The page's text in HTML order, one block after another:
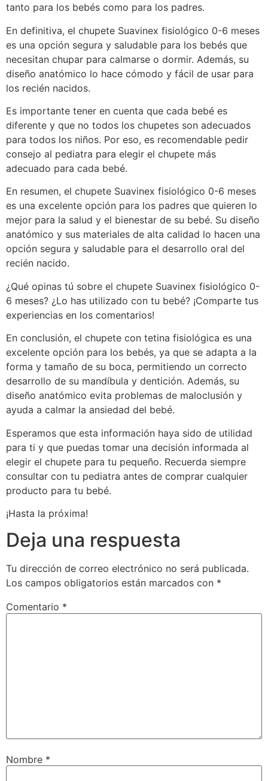
tanto para los bebés como para los padres.
En definitiva, el chupete Suavinex fisiológico 0-6 meses
es una opción segura y saludable para los bebés que
necesitan chupar para calmarse o dormir. Además, su
diseño anatómico lo hace cómodo y fácil de usar para
los recién nacidos.
Es importante tener en cuenta que cada bebé es
diferente y que no todos los chupetes son adecuados
para todos los niños. Por eso, es recomendable pedir
consejo al pediatra para elegir el chupete más
adecuado para cada bebé.
En resumen, el chupete Suavinex fisiológico 0-6 meses
es una excelente opción para los padres que quieren lo
mejor para la salud y el bienestar de su bebé. Su diseño
anatómico y sus materiales de alta calidad lo hacen una
opción segura y saludable para el desarrollo oral del
recién nacido.
¿Qué opinas tú sobre el chupete Suavinex fisiológico 0-
6 meses? ¿Lo has utilizado con tu bebé? ¡Comparte tus
experiencias en los comentarios!
En conclusión, el chupete con tetina fisiológica es una
excelente opción para los bebés, ya que se adapta a la
forma y tamaño de su boca, permitiendo un correcto
desarrollo de su mandíbula y dentición. Además, su
diseño anatómico evita problemas de maloclusión y
ayuda a calmar la ansiedad del bebé.
Esperamos que esta información haya sido de utilidad
para ti y que puedas tomar una decisión informada al
elegir el chupete para tu pequeño. Recuerda siempre
consultar con tu pediatra antes de comprar cualquier
producto para tu bebé.
¡Hasta la próxima!
Deja una respuesta
Tu dirección de correo electrónico no será publicada.
Los campos obligatorios están marcados con *
Comentario *
Nombre *